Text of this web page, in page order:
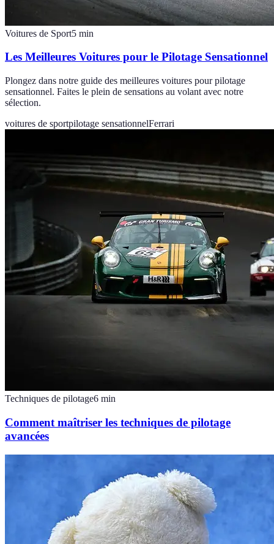
Voitures de Sport5 min
Les Meilleures Voitures pour le Pilotage Sensationnel
Plongez dans notre guide des meilleures voitures pour pilotage
sensationnel. Faites le plein de sensations au volant avec notre
sélection.
voitures de sportpilotage sensationnelFerrari
Techniques de pilotage6 min
Comment maîtriser les techniques de pilotage
avancées